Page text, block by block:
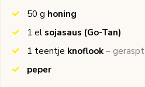
50 g honing
1 el sojasaus (Go-Tan)
1 teentje knoflook – geraspt
peper